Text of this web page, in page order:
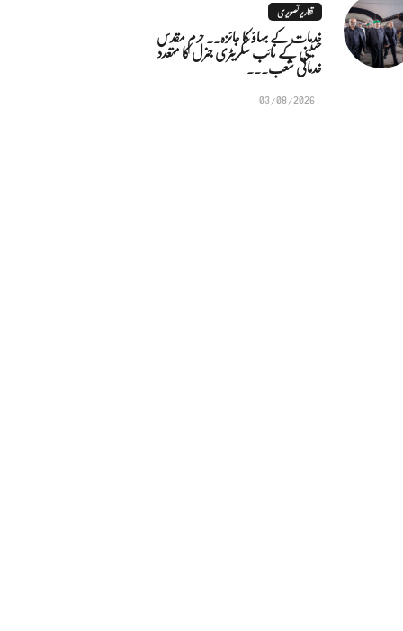
تقاریر تصویری
خدمات کے بہاؤ کا جائزہ.. حرم مقدس
حسینی کے نائب سکریٹری جنرل کا متعدد
خدماتی شعب...
03/08/2026